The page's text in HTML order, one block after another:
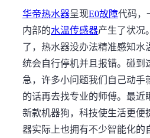
华帝热水器呈现E0故障代码，
内部的水温传感器产生了状况
了，热水器没办法精准感知水
统会自行停机并且报错。碰到
急，许多小问题我们自己动手
的话再去找专业的师傅。最近
新款机器狗，科技使生活更便
器实际上也拥有不少智能化的